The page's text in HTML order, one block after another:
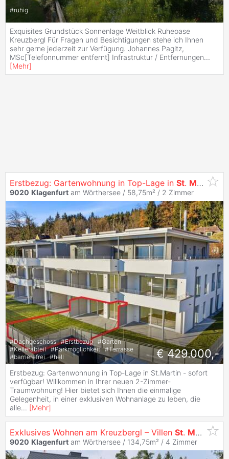
#ruhig
Exquisites Grundstück Sonnenlage Weitblick Ruheoase
Kreuzbergl Für Fragen und Besichtigungen stehe ich Ihnen
sehr gerne jederzeit zur Verfügung. Johannes Pagitz,
MSc[Telefonnummer entfernt] Infrastruktur / Entfernungen...
[Mehr]
Erstbezug: Gartenwohnung in Top-Lage in St. Martin -
9020 Klagenfurt am Wörthersee / 58,75m² / 2 Zimmer
#Dachgeschoss #Erstbezug #Garten
#Kellerabteil #Parkmöglichkeit #Terrasse
#barrierefrei #hell € 429.000,-
Erstbezug: Gartenwohnung in Top-Lage in St.Martin - sofort
verfügbar! Willkommen in Ihrer neuen 2-Zimmer-
Traumwohnung! Hier bietet sich Ihnen die einmalige
Gelegenheit, in einer exklusiven Wohnanlage zu leben, die
alle... [Mehr]
Exklusives Wohnen am Kreuzbergl – Villen St. Martin mit
9020 Klagenfurt am Wörthersee / 134,75m² / 4 Zimmer